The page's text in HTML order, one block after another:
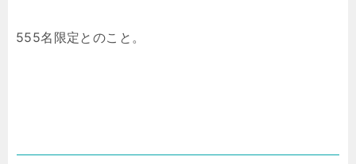
555名限定とのこと。